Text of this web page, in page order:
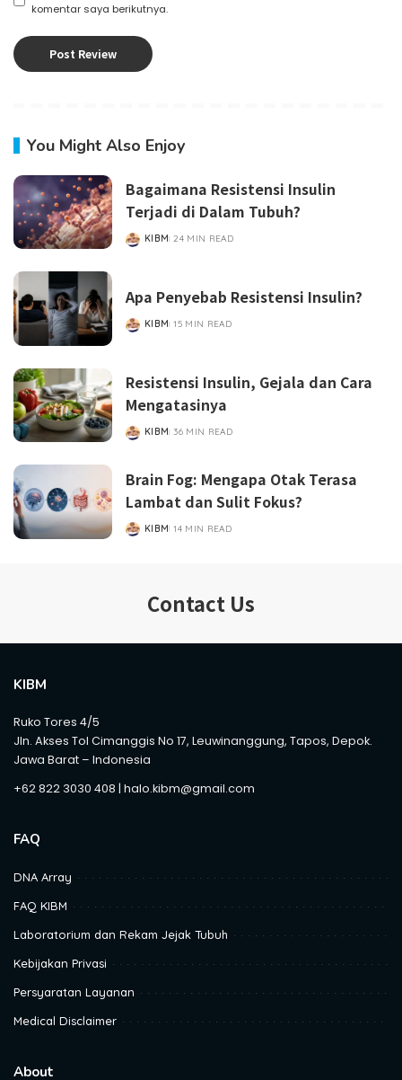
komentar saya berikutnya.
You Might Also Enjoy
Bagaimana Resistensi Insulin
Terjadi di Dalam Tubuh?
POSTED
KIBM 24 MIN READ
Apa Penyebab Resistensi Insulin?
POSTED
KIBM 15 MIN READ
Resistensi Insulin, Gejala dan Cara
Mengatasinya
POSTED
KIBM 36 MIN READ
Brain Fog: Mengapa Otak Terasa
Lambat dan Sulit Fokus?
POSTED
KIBM 14 MIN READ
Contact Us
KIBM
Ruko Tores 4/5
Jln. Akses Tol Cimanggis No 17, Leuwinanggung, Tapos, Depok.
Jawa Barat – Indonesia
+62 822 3030 408 | halo.kibm@gmail.com
FAQ
DNA Array
FAQ KIBM
Laboratorium dan Rekam Jejak Tubuh
Kebijakan Privasi
Persyaratan Layanan
Medical Disclaimer
About